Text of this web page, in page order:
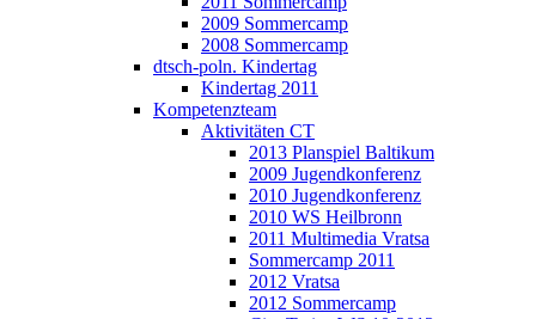
2009 Sommercamp
2008 Sommercamp
dtsch-poln. Kindertag
Kindertag 2011
Kompetenzteam
Aktivitäten CT
2013 Planspiel Baltikum
2009 Jugendkonferenz
2010 Jugendkonferenz
2010 WS Heilbronn
2011 Multimedia Vratsa
Sommercamp 2011
2012 Vratsa
2012 Sommercamp